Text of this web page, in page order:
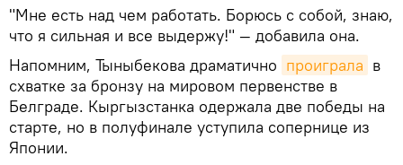
"Мне есть над чем работать. Борюсь с собой, знаю,
что я сильная и все выдержу!" — добавила она.
Напомним, Тыныбекова драматично проиграла в
схватке за бронзу на мировом первенстве в
Белграде. Кыргызстанка одержала две победы на
старте, но в полуфинале уступила сопернице из
Японии.